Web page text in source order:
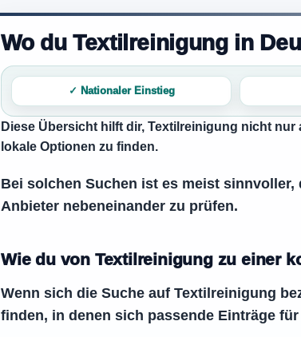
Wo du Textilreinigung in
✓ Nationaler Einstieg
Diese Übersicht hilft dir, Textilreinigung nicht nur
lokale Optionen zu finden.
Bei solchen Suchen ist es meist
Anbieter nebeneinander zu prüfen.
Wie du von Textilreinigung zu einer
Wenn sich die Suche auf Textilreinigung
finden, in denen sich passende Einträge